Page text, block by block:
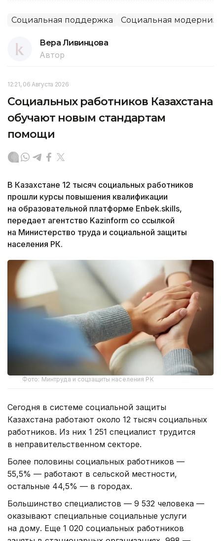
Социальная поддержка Социальная
Вера Ливинцова
Автор
12:21, 06 Августа 2026
Социальных работников Казахстана
обучают новым стандартам
помощи
В Казахстане 12 тысяч социальных работников
прошли курсы повышения квалификации
на образовательной платформе Enbek.skills,
передает агентство Kazinform со ссылкой
на Министерство труда и социальной защиты
населения РК.
Фото: Минтруда и соцзащиты населения РК
Сегодня в системе социальной защиты
Казахстана работают около 12 тысяч социальных
работников. Из них 1 251 специалист трудится
в неправительственном секторе.
Более половины социальных работников —
55,5% — работают в сельской местности,
остальные 44,5% — в городах.
Большинство специалистов — 9 532 человека —
оказывают специальные социальные услуги
на дому. Еще 1 020 социальных работников